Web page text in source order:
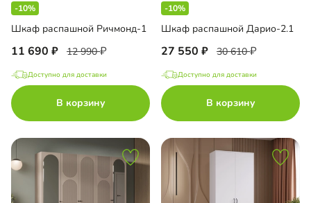
-10%
Шкаф распашной Ричмонд-1
11 690 12 990
Доступно для доставки
В корзину
-10%
Шкаф распашной Дарио-2.1
27 550 30 610
Доступно для доставки
В корзину